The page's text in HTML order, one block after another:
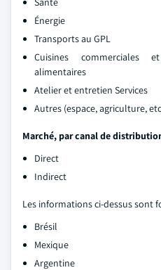
Énergie
Transports au GPL
Cuisines commerciales
alimentaires
Atelier et entretien Services
Autres (espace, agriculture,
Marché, par canal de
Direct
Indirect
Les informations ci-dessus sont
Brésil
Mexique
Argentine